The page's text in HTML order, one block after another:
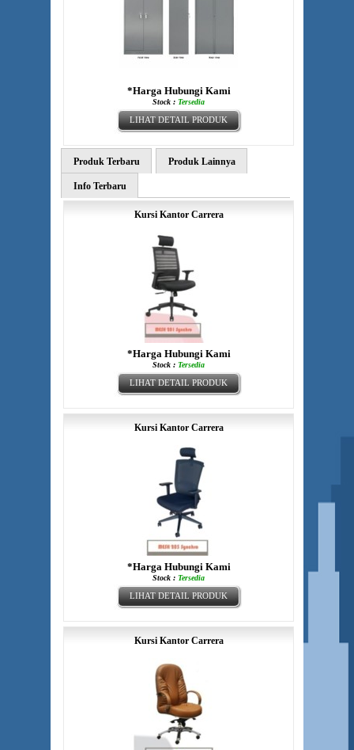
*Harga Hubungi Kami
Stock : Tersedia
LIHAT DETAIL PRODUK
Produk Terbaru Produk Lainnya
Info Terbaru
Kursi Kantor Carrera
*Harga Hubungi Kami
Stock : Tersedia
LIHAT DETAIL PRODUK
Kursi Kantor Carrera
*Harga Hubungi Kami
Stock : Tersedia
LIHAT DETAIL PRODUK
Kursi Kantor Carrera